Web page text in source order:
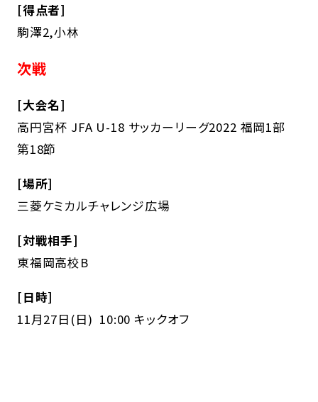
[得点者]
駒澤2,小林
次戦
[大会名]
高円宮杯 JFA U-18 サッカーリーグ2022 福岡1部
第18節
[場所]
三菱ケミカルチャレンジ広場
[対戦相手]
東福岡高校B
[日時]
11月27日(日) 10:00 キックオフ